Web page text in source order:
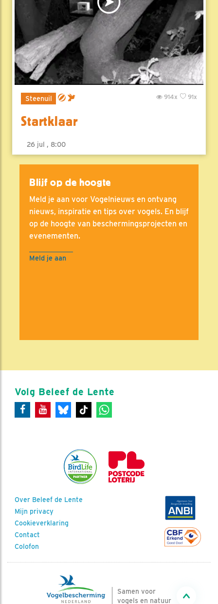
Steenuil 91x
914x
Startklaar
26 jul , 8:00
Blijf op de hoogte
Meld je aan voor Vogelnieuws en ontvang
nieuws, inspiratie en tips over vogels. En blijf
op de hoogte van beschermingsprojecten en
evenementen.
Meld je aan
Volg Beleef de Lente
Over Beleef de Lente
Mijn privacy
Cookieverklaring
Contact
Colofon
Samen voor
vogels en natuur